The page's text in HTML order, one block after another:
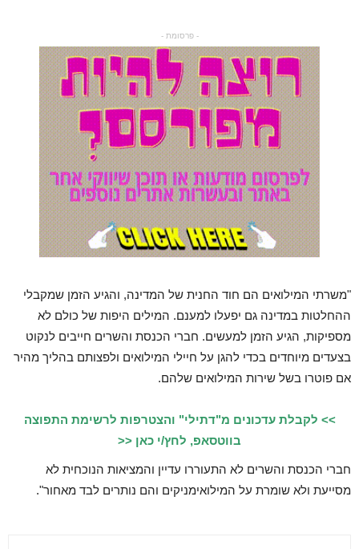
- פרסומת -
"משרתי המילואים הם חוד החנית של המדינה, והגיע הזמן שמקבלי
ההחלטות במדינה גם יפעלו למענם. המילים היפות של כולם לא
מספיקות, הגיע הזמן למעשים. חברי הכנסת והשרים חייבים לנקוט
בצעדים מיוחדים בכדי להגן על חיילי המילואים ולפצותם בהליך מהיר
אם פוטרו בשל שירות המילואים שלהם.
>> לקבלת עדכונים מ"דתילי" והצטרפות לרשימת התפוצה
בווטסאפ, לחץ/י כאן <<
חברי הכנסת והשרים לא התעוררו עדיין והמציאות הנוכחית לא
מסייעת ולא שומרת על המילואימניקים והם נותרים לבד מאחור".